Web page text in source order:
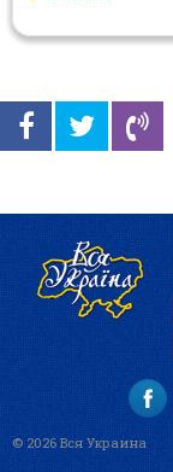
© 2026 Вся Украина